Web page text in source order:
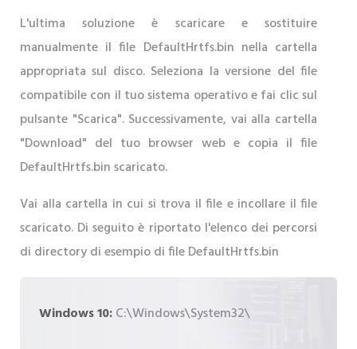
L'ultima soluzione è scaricare e sostituire
manualmente il file DefaultHrtfs.bin nella cartella
appropriata sul disco. Seleziona la versione del file
compatibile con il tuo sistema operativo e fai clic sul
pulsante "Scarica". Successivamente, vai alla cartella
"Download" del tuo browser web e copia il file
DefaultHrtfs.bin scaricato.
Vai alla cartella in cui si trova il file e incollare il file
scaricato. Di seguito è riportato l'elenco dei percorsi
di directory di esempio di file DefaultHrtfs.bin
Windows 10:C:\Windows\System32\